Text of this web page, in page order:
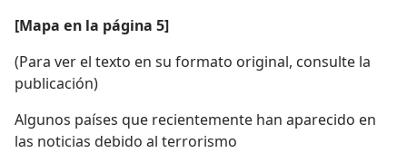
[Mapa en la página 5]
(Para ver el texto en su formato original, consulte la
publicación)
Algunos países que recientemente han aparecido en
las noticias debido al terrorismo